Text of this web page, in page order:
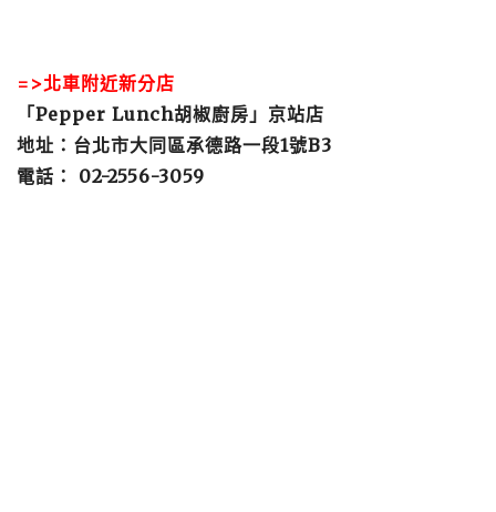
=>北車附近新分店
「Pepper Lunch胡椒廚房」京站店
地址：台北市大同區承德路一段1號B3
電話： 02-2556-3059